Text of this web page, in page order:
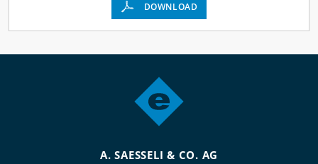
DOWNLOAD
A. SAESSELI & CO. AG